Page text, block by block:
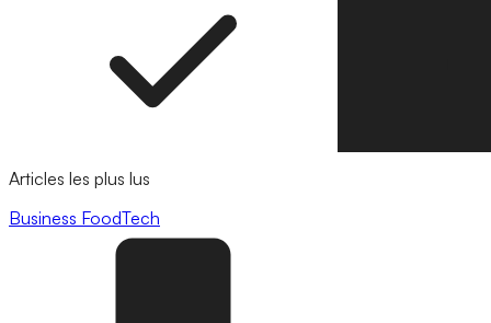
Articles les plus lus
Business FoodTech